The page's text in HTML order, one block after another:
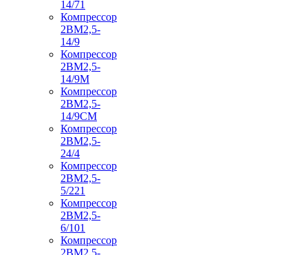
14/71
Компрессор
2ВМ2,5-
14/9
Компрессор
2ВМ2,5-
14/9М
Компрессор
2ВМ2,5-
14/9СМ
Компрессор
2ВМ2,5-
24/4
Компрессор
2ВМ2,5-
5/221
Компрессор
2ВМ2,5-
6/101
Компрессор
2ВМ2,5-